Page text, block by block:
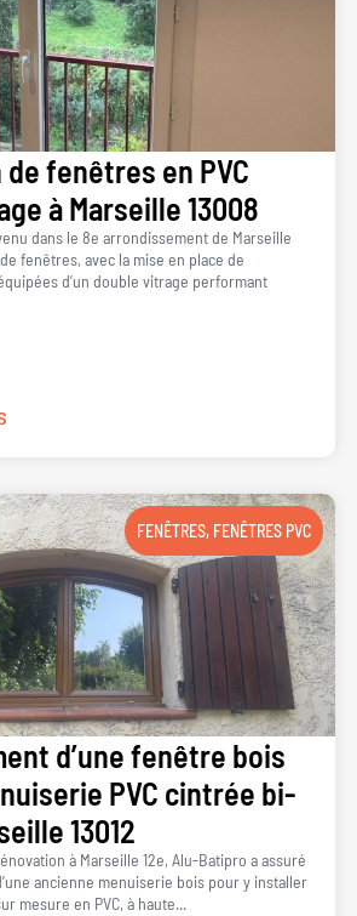
fenêtres en PVC
à Marseille 13008
dans le 8e arrondissement de Marseille
fenêtres, avec la mise en place de
d’un double vitrage performant
FENÊTRES, FENÊTRES PVC
d’une fenêtre bois
PVC cintrée bi-
13012
à Marseille 12e, Alu-Batipro a assuré
ancienne menuiserie bois pour y installer
mesure en PVC, à haute...